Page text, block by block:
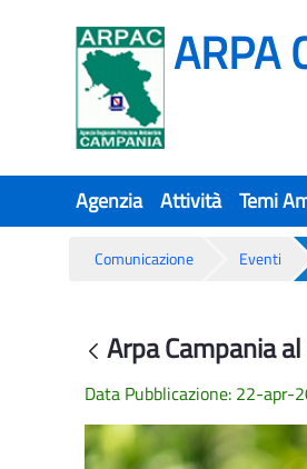
ARPA
Agenzia Attività Temi
Comunicazione Eventi
Arpa Campania
Data Pubblicazione: 22-apr-